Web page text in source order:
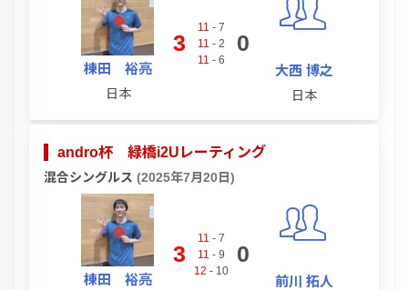
棟田 裕亮
日本
3
11 - 7
11 - 2
11 - 6
0
大西 博之
日本
andro杯 緑橋i2Uレーティング
混合シングルス (2025年7月20日)
棟田 裕亮
3
11 - 7
11 - 9
12 - 10
0
前川 拓人